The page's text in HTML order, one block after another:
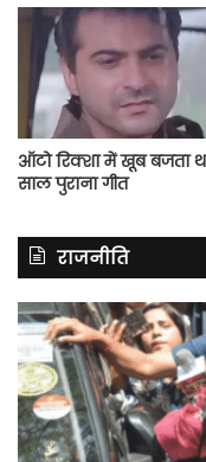
ऑटो रिक्शा में खूब बजता
साल पुराना गीत
राजनीति